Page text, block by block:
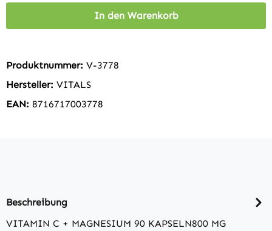
In den Warenkorb
Produktnummer: V-3778
Hersteller: VITALS
EAN: 8716717003778
Beschreibung
VITAMIN C + MAGNESIUM 90 KAPSELN800 MG